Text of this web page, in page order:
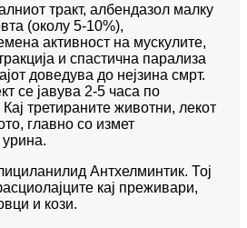
тракт, албендазол малку
(околу 5-10%),
активност на мускулите,
и спастична парализа
доведува до нејзина смрт.
се јавува 2-5 часа по
третираните животни, лекот
главно со измет
Антхелминтик. Тој
кај преживари,
и кози.